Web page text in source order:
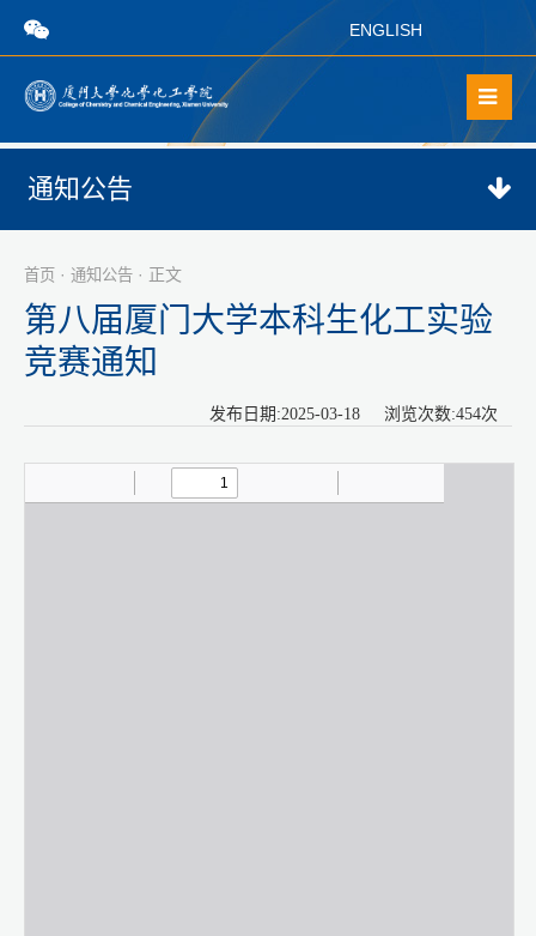
ENGLISH
通知公告
首页 · 通知公告 · 正文
第八届厦门大学本科生化工实验
竞赛通知
发布日期:2025-03-18 浏览次数:454次